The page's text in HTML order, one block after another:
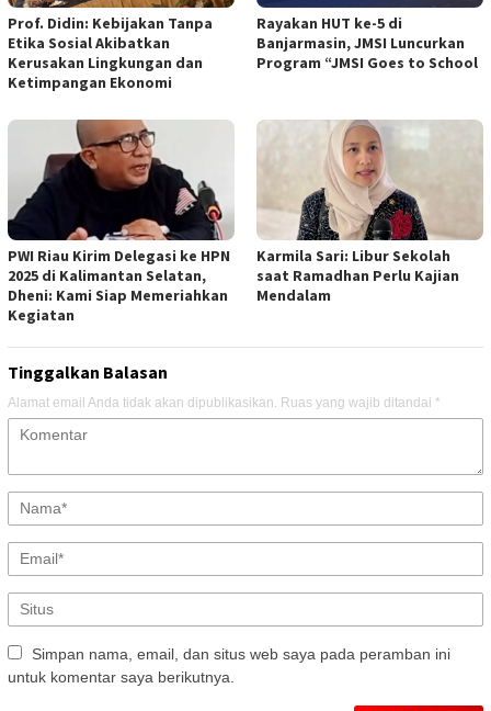
Prof. Didin: Kebijakan Tanpa
Etika Sosial Akibatkan
Kerusakan Lingkungan dan
Ketimpangan Ekonomi
Rayakan HUT ke-5 di
Banjarmasin, JMSI Luncurkan
Program “JMSI Goes to School
PWI Riau Kirim Delegasi ke HPN
2025 di Kalimantan Selatan,
Dheni: Kami Siap Memeriahkan
Kegiatan
Karmila Sari: Libur Sekolah
saat Ramadhan Perlu Kajian
Mendalam
Tinggalkan Balasan
Alamat email Anda tidak akan dipublikasikan. Ruas yang wajib ditandai *
Simpan nama, email, dan situs web saya pada peramban ini
untuk komentar saya berikutnya.